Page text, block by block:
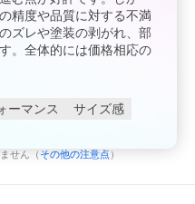
精度や品質に対する不満
ズレや塗装の剥がれ、部
。全体的には価格相応の
ーマンス
サイズ感
せん（ その他の注意点 ）